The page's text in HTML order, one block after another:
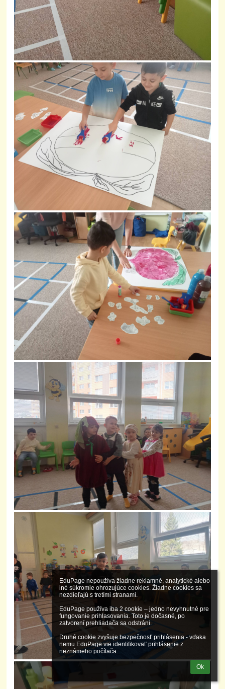
EduPage nepoužíva žiadne reklamné, analytické alebo
iné súkromie ohrozujúce cookies. Žiadne cookies sa
nezdieľajú s tretími stranami.
EduPage používa iba 2 cookie – jedno nevyhnutné pre
fungovanie prihlasovania. Toto je dočasné, po
zatvorení prehliadača sa odstráni.
Druhé cookie zvyšuje bezpečnosť prihlásenia - vďaka
nemu EduPage vie identifikovať prihlásenie z
neznámeho počítača.
Ok